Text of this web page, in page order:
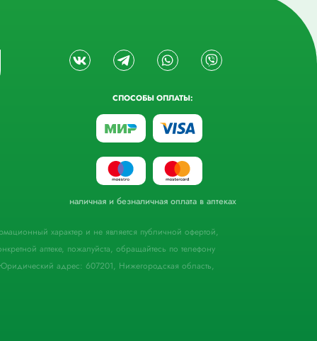
СПОСОБЫ ОПЛАТЫ:
наличная и безналичная оплата в аптеках
характер и не является публичной офертой,
аптеке, пожалуйста, обращайтесь по телефону
адрес: 607201, Нижегородская область,